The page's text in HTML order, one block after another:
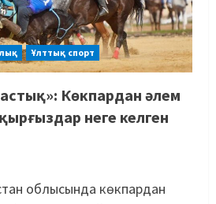
Ұлттық спорт
Көкпардан әлем
неге келген
облысында көкпардан